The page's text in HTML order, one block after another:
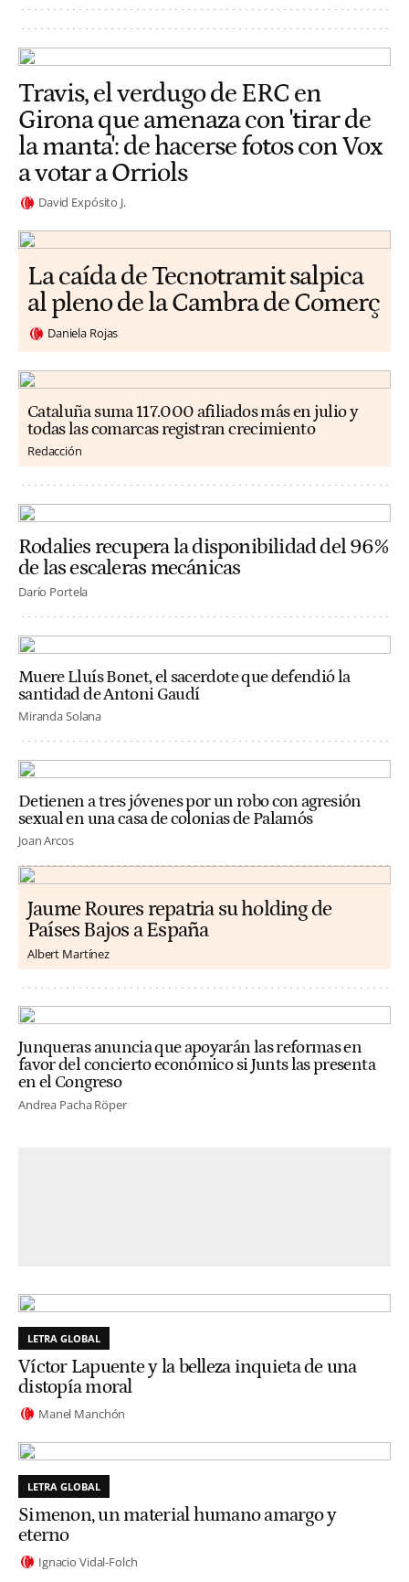
Travis, el verdugo de ERC en
Girona que amenaza con 'tirar de
la manta': de hacerse fotos con Vox
a votar a Orriols
David Expósito J.
La caída de Tecnotramit salpica
al pleno de la Cambra de Comerç
Daniela Rojas
Cataluña suma 117.000 afiliados más en julio y
todas las comarcas registran crecimiento
Redacción
Rodalies recupera la disponibilidad del 96%
de las escaleras mecánicas
Darío Portela
Muere Lluís Bonet, el sacerdote que defendió la
santidad de Antoni Gaudí
Miranda Solana
Detienen a tres jóvenes por un robo con agresión
sexual en una casa de colonias de Palamós
Joan Arcos
Jaume Roures repatria su holding de
Países Bajos a España
Albert Martínez
Junqueras anuncia que apoyarán las reformas en
favor del concierto económico si Junts las presenta
en el Congreso
Andrea Pacha Röper
LETRA GLOBAL
Víctor Lapuente y la belleza inquieta de una
distopía moral
Manel Manchón
LETRA GLOBAL
Simenon, un material humano amargo y
eterno
Ignacio Vidal-Folch